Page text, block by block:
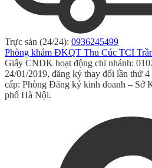
Trực sản (24/24): 0936245499
Phòng khám ĐKQT Thu Cúc TCI
Giấy CNĐK hoạt động chi nhánh:
24/01/2019, đăng ký thay đổi lần thứ
cấp: Phòng Đăng ký kinh doanh – Sở
phố Hà Nội.